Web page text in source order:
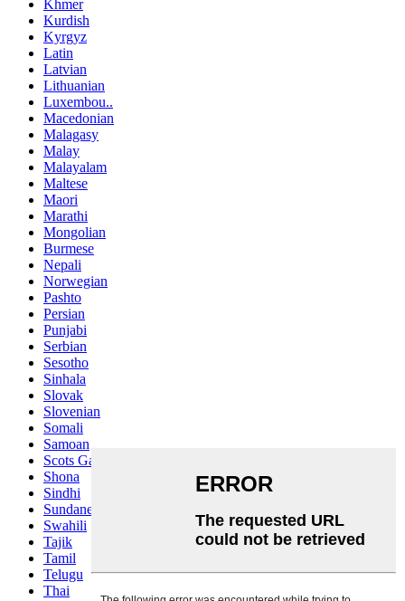
Khmer
Kurdish
Kyrgyz
Latin
Latvian
Lithuanian
Luxembou..
Macedonian
Malagasy
Malay
Malayalam
Maltese
Maori
Marathi
Mongolian
Burmese
Nepali
Norwegian
Pashto
Persian
Punjabi
Serbian
Sesotho
Sinhala
Slovak
Slovenian
Somali
Samoan
Scots Gaelic
Shona
Sindhi
Sundanese
Swahili
Tajik
Tamil
Telugu
Thai